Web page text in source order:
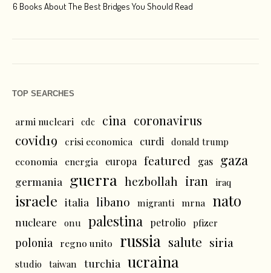
6 Books About The Best Bridges You Should Read
TOP SEARCHES
armi nucleari cdc cina coronavirus
covid19 crisi economica curdi donald trump
economia energia europa featured gas gaza
germania guerra hezbollah iran iraq
israele italia libano migranti mrna nato
nucleare onu palestina petrolio pfizer
polonia regno unito russia salute siria
studio taiwan turchia ucraina